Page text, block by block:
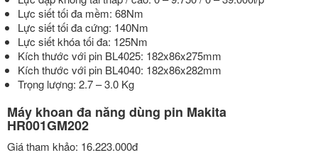
Lực siết tối đa mềm: 68Nm
Lực siết tối đa cứng: 140Nm
Lực siết khóa tối đa: 125Nm
Kích thước với pin BL4025: 182x86x275mm
Kích thước với pin BL4040: 182x86x282mm
Trọng lượng: 2.7 – 3.0 Kg
Máy khoan đa năng dùng pin Makita
HR001GM202
Giá tham khảo: 16.223.000đ